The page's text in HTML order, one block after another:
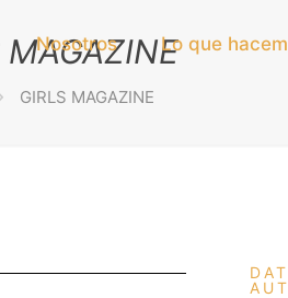
Nosotros Lo que
MAGAZINE
GIRLS MAGAZINE